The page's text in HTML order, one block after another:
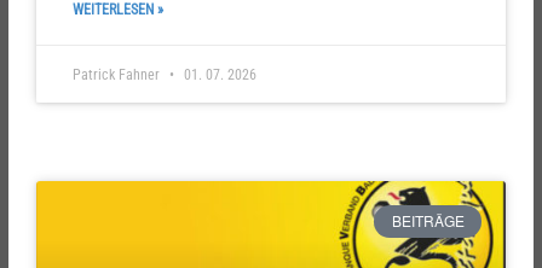
WEITERLESEN »
Patrick Fahner 01. 07. 2026
BEITRÄGE